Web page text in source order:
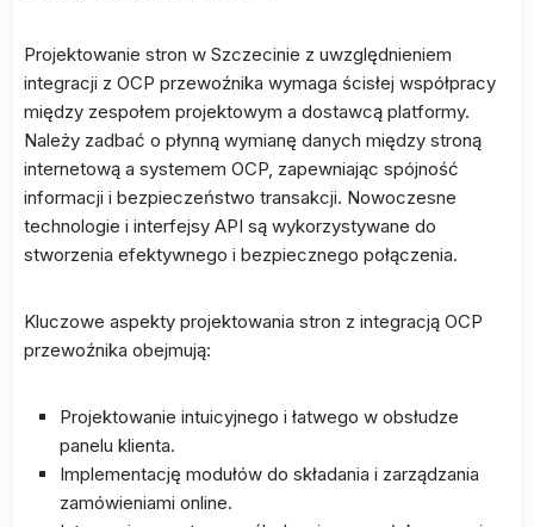
Projektowanie stron w Szczecinie z uwzględnieniem
integracji z OCP przewoźnika wymaga ścisłej współpracy
między zespołem projektowym a dostawcą platformy.
Należy zadbać o płynną wymianę danych między stroną
internetową a systemem OCP, zapewniając spójność
informacji i bezpieczeństwo transakcji. Nowoczesne
technologie i interfejsy API są wykorzystywane do
stworzenia efektywnego i bezpiecznego połączenia.
Kluczowe aspekty projektowania stron z integracją OCP
przewoźnika obejmują:
Projektowanie intuicyjnego i łatwego w obsłudze
panelu klienta.
Implementację modułów do składania i zarządzania
zamówieniami online.